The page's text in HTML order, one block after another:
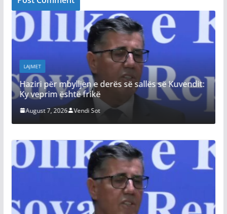
e derës së sallës së Kuvendit:
frikë
Vendi Sot
Gjini: Sonte
qytetarët dhe
zezë vendit
August 7, 2026